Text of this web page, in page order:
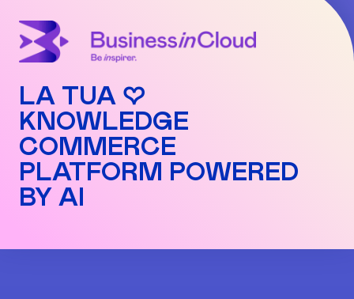
LA TUA ♡
KNOWLEDGE
COMMERCE
PLATFORM POWERED
BY AI